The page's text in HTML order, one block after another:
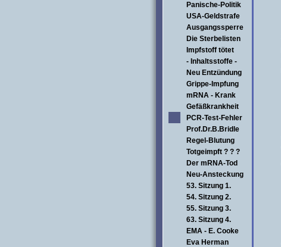
Panische-Politik
USA-Geldstrafe
Ausgangssperre
Die Sterbelisten
Impfstoff tötet
- Inhaltsstoffe -
Neu Entzündung
Grippe-Impfung
mRNA - Krank
Gefäßkrankheit
PCR-Test-Fehler
Prof.Dr.B.Bridle
Regel-Blutung
Totgeimpft ? ? ?
Der mRNA-Tod
Neu-Ansteckung
53. Sitzung 1.
54. Sitzung 2.
55. Sitzung 3.
63. Sitzung 4.
EMA - E. Cooke
Eva Herman